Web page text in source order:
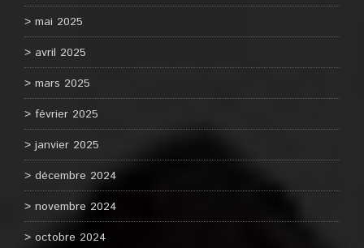
mai 2025
avril 2025
mars 2025
février 2025
janvier 2025
décembre 2024
novembre 2024
octobre 2024